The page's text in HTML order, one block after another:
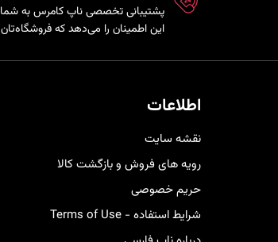
پشتیبانی تخصصی ناپ کامرس به شما
این اطمینان را می‌دهد که فروشگاه‌تان
فنی در کمترین زمان ممکن برای رفع
کنار شما خواهد بود.اطلاعات
نقشه سایت
رویه های فروش و بازگشت کالا
حریم خصوصی
شرایط استفاده - Terms of Use